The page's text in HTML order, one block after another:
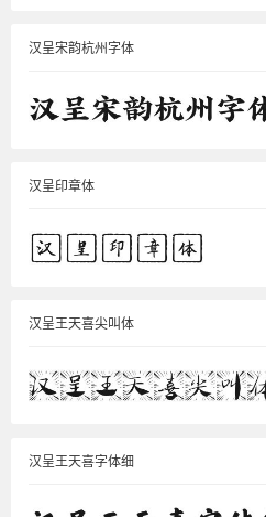
汉呈宋韵杭州字体
汉呈印章体
汉呈王天喜尖叫体
汉呈王天喜字体细